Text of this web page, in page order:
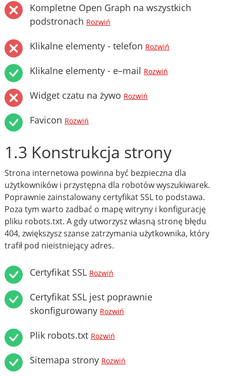
Kompletne Open Graph na wszystkich
podstronach Rozwiń
Klikalne elementy - telefon Rozwiń
Klikalne elementy - e–mail Rozwiń
Widget czatu na żywo Rozwiń
Favicon Rozwiń
1.3 Konstrukcja strony
Strona internetowa powinna być bezpieczna dla
użytkowników i przystępna dla robotów wyszukiwarek.
Poprawnie zainstalowany certyfikat SSL to podstawa.
Poza tym warto zadbać o mapę witryny i konfigurację
pliku robots.txt. A gdy utworzysz własną stronę błędu
404, zwiększysz szanse zatrzymania użytkownika, który
trafił pod nieistniejący adres.
Certyfikat SSL Rozwiń
Certyfikat SSL jest poprawnie
skonfigurowany Rozwiń
Plik robots.txt Rozwiń
Sitemapa strony Rozwiń